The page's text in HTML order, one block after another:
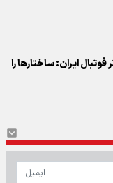
ایران: ساختارها را